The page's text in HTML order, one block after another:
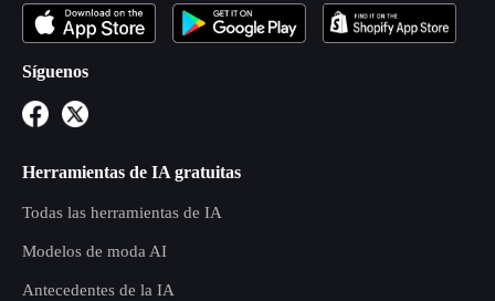
Síguenos
Herramientas de IA gratuitas
Todas las herramientas de IA
Modelos de moda AI
Antecedentes de la IA